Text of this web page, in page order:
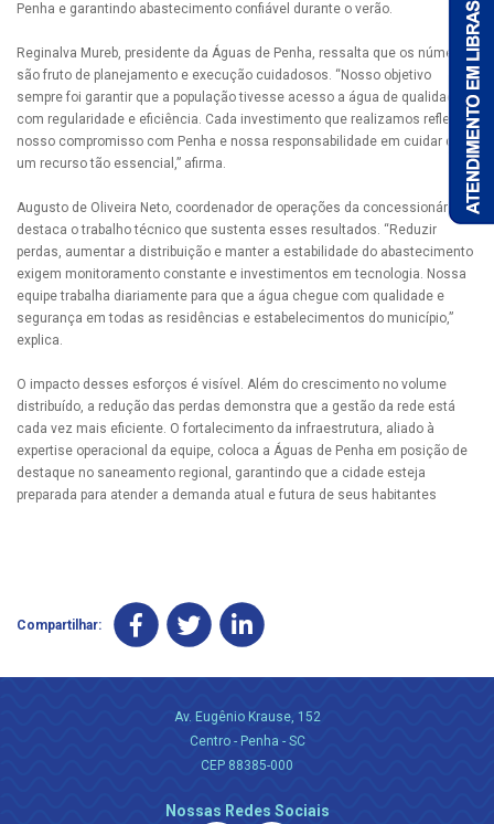
Penha e garantindo abastecimento confiável durante o verão.
Reginalva Mureb, presidente da Águas de Penha, ressalta que os números
são fruto de planejamento e execução cuidadosos. “Nosso objetivo
sempre foi garantir que a população tivesse acesso a água de qualidade,
com regularidade e eficiência. Cada investimento que realizamos reflete
nosso compromisso com Penha e nossa responsabilidade em cuidar de
um recurso tão essencial,” afirma.
Augusto de Oliveira Neto, coordenador de operações da concessionária,
destaca o trabalho técnico que sustenta esses resultados. “Reduzir
perdas, aumentar a distribuição e manter a estabilidade do abastecimento
exigem monitoramento constante e investimentos em tecnologia. Nossa
equipe trabalha diariamente para que a água chegue com qualidade e
segurança em todas as residências e estabelecimentos do município,”
explica.
O impacto desses esforços é visível. Além do crescimento no volume
distribuído, a redução das perdas demonstra que a gestão da rede está
cada vez mais eficiente. O fortalecimento da infraestrutura, aliado à
expertise operacional da equipe, coloca a Águas de Penha em posição de
destaque no saneamento regional, garantindo que a cidade esteja
preparada para atender a demanda atual e futura de seus habitantes
Compartilhar:
Av. Eugênio Krause, 152
Centro - Penha - SC
CEP 88385-000
Nossas Redes Sociais